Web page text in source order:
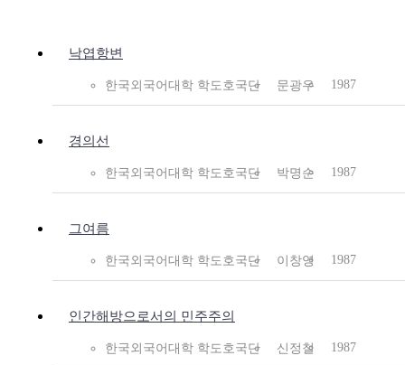
낙엽항변
한국외국어대학 학도호국단 문광우 1987
경의선
한국외국어대학 학도호국단 박명순 1987
그여름
한국외국어대학 학도호국단 이창영 1987
인간해방으로서의 민주주의
한국외국어대학 학도호국단 신정철 1987